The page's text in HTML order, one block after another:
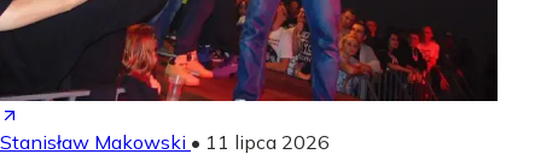
Stanisław Makowski • 11 lipca 2026